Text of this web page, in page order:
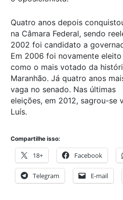
Quatro anos depois
na Câmara Federal, sendo
2002 foi candidato a
Em 2006 foi novamente
como o mais votado da
Maranhão. Já quatro anos
vaga no senado. Nas últimas
eleições, em 2012, sagrou-se
Luís.
Compartilhe isso:
18+ Facebook
Telegram E-mail